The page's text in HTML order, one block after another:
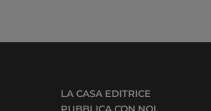
LA CASA EDITRICE